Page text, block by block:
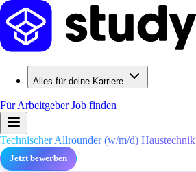
Alles für deine Karriere
Für ArbeitgeberJob finden
Technischer Allrounder (w/m/d) Haustechnik
Jetzt bewerben